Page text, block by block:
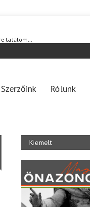
találom…
Szerzőink Rólunk
Kiemelt